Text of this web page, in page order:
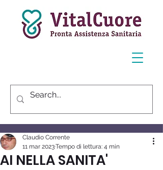
AI NELLA SANITA'
Claudio Corrente
11 mar 2023Tempo di lettura: 4 min